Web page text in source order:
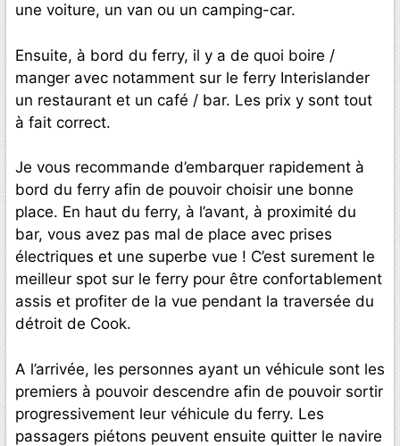
une voiture, un van ou un camping-car.
Ensuite, à bord du ferry, il y a de quoi boire /
manger avec notamment sur le ferry Interislander
un restaurant et un café / bar. Les prix y sont tout
à fait correct.
Je vous recommande d’embarquer rapidement à
bord du ferry afin de pouvoir choisir une bonne
place. En haut du ferry, à l’avant, à proximité du
bar, vous avez pas mal de place avec prises
électriques et une superbe vue ! C’est surement le
meilleur spot sur le ferry pour être confortablement
assis et profiter de la vue pendant la traversée du
détroit de Cook.
A l’arrivée, les personnes ayant un véhicule sont les
premiers à pouvoir descendre afin de pouvoir sortir
progressivement leur véhicule du ferry. Les
passagers piétons peuvent ensuite quitter le navire